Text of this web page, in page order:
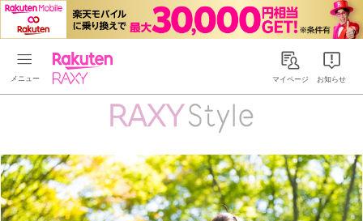
Rakuten RAXYマイページ お知らせ